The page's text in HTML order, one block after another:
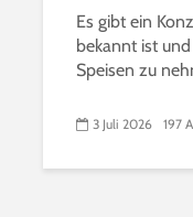
Es gibt ein
bekannt ist
Speisen zu
3 Juli 2026 197